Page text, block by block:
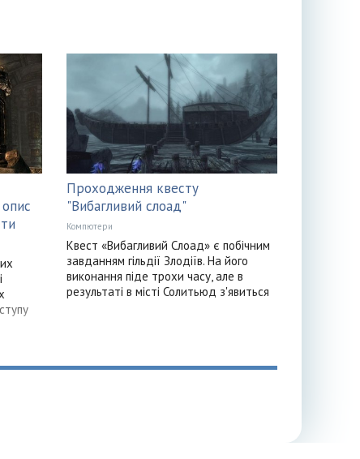
Проходження квесту
"Вибагливий слоад"
Компютери
Квест «Вибагливий Слоад» є побічним
завданням гільдії Злодіїв. На його
виконання піде трохи часу, але в
результаті в місті Солитьюд з'явиться